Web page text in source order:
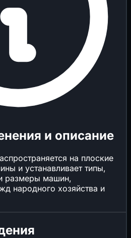
и описание
на плоские
и устанавливает типы,
размеры машин,
народного хозяйства и